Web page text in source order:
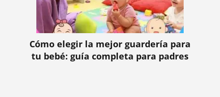
Cómo elegir la mejor guardería para
tu bebé: guía completa para padres